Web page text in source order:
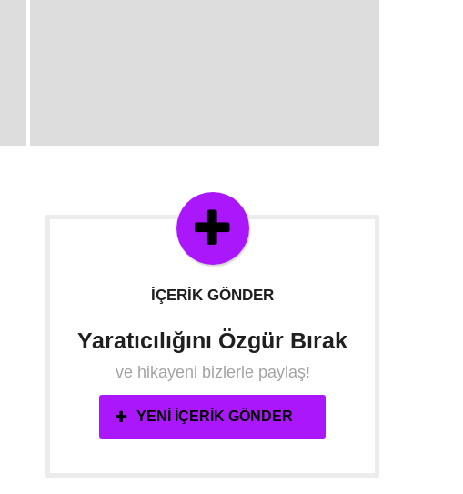
İÇERIK GÖNDER
Yaratıcılığını Özgür Bırak
ve hikayeni bizlerle paylaş!
YENI İÇERIK GÖNDER